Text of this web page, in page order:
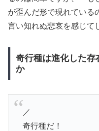
が歪んだ形で現れている
言い知れぬ悲哀を感じて
奇行種は進化した存
か
／
奇行種だ！